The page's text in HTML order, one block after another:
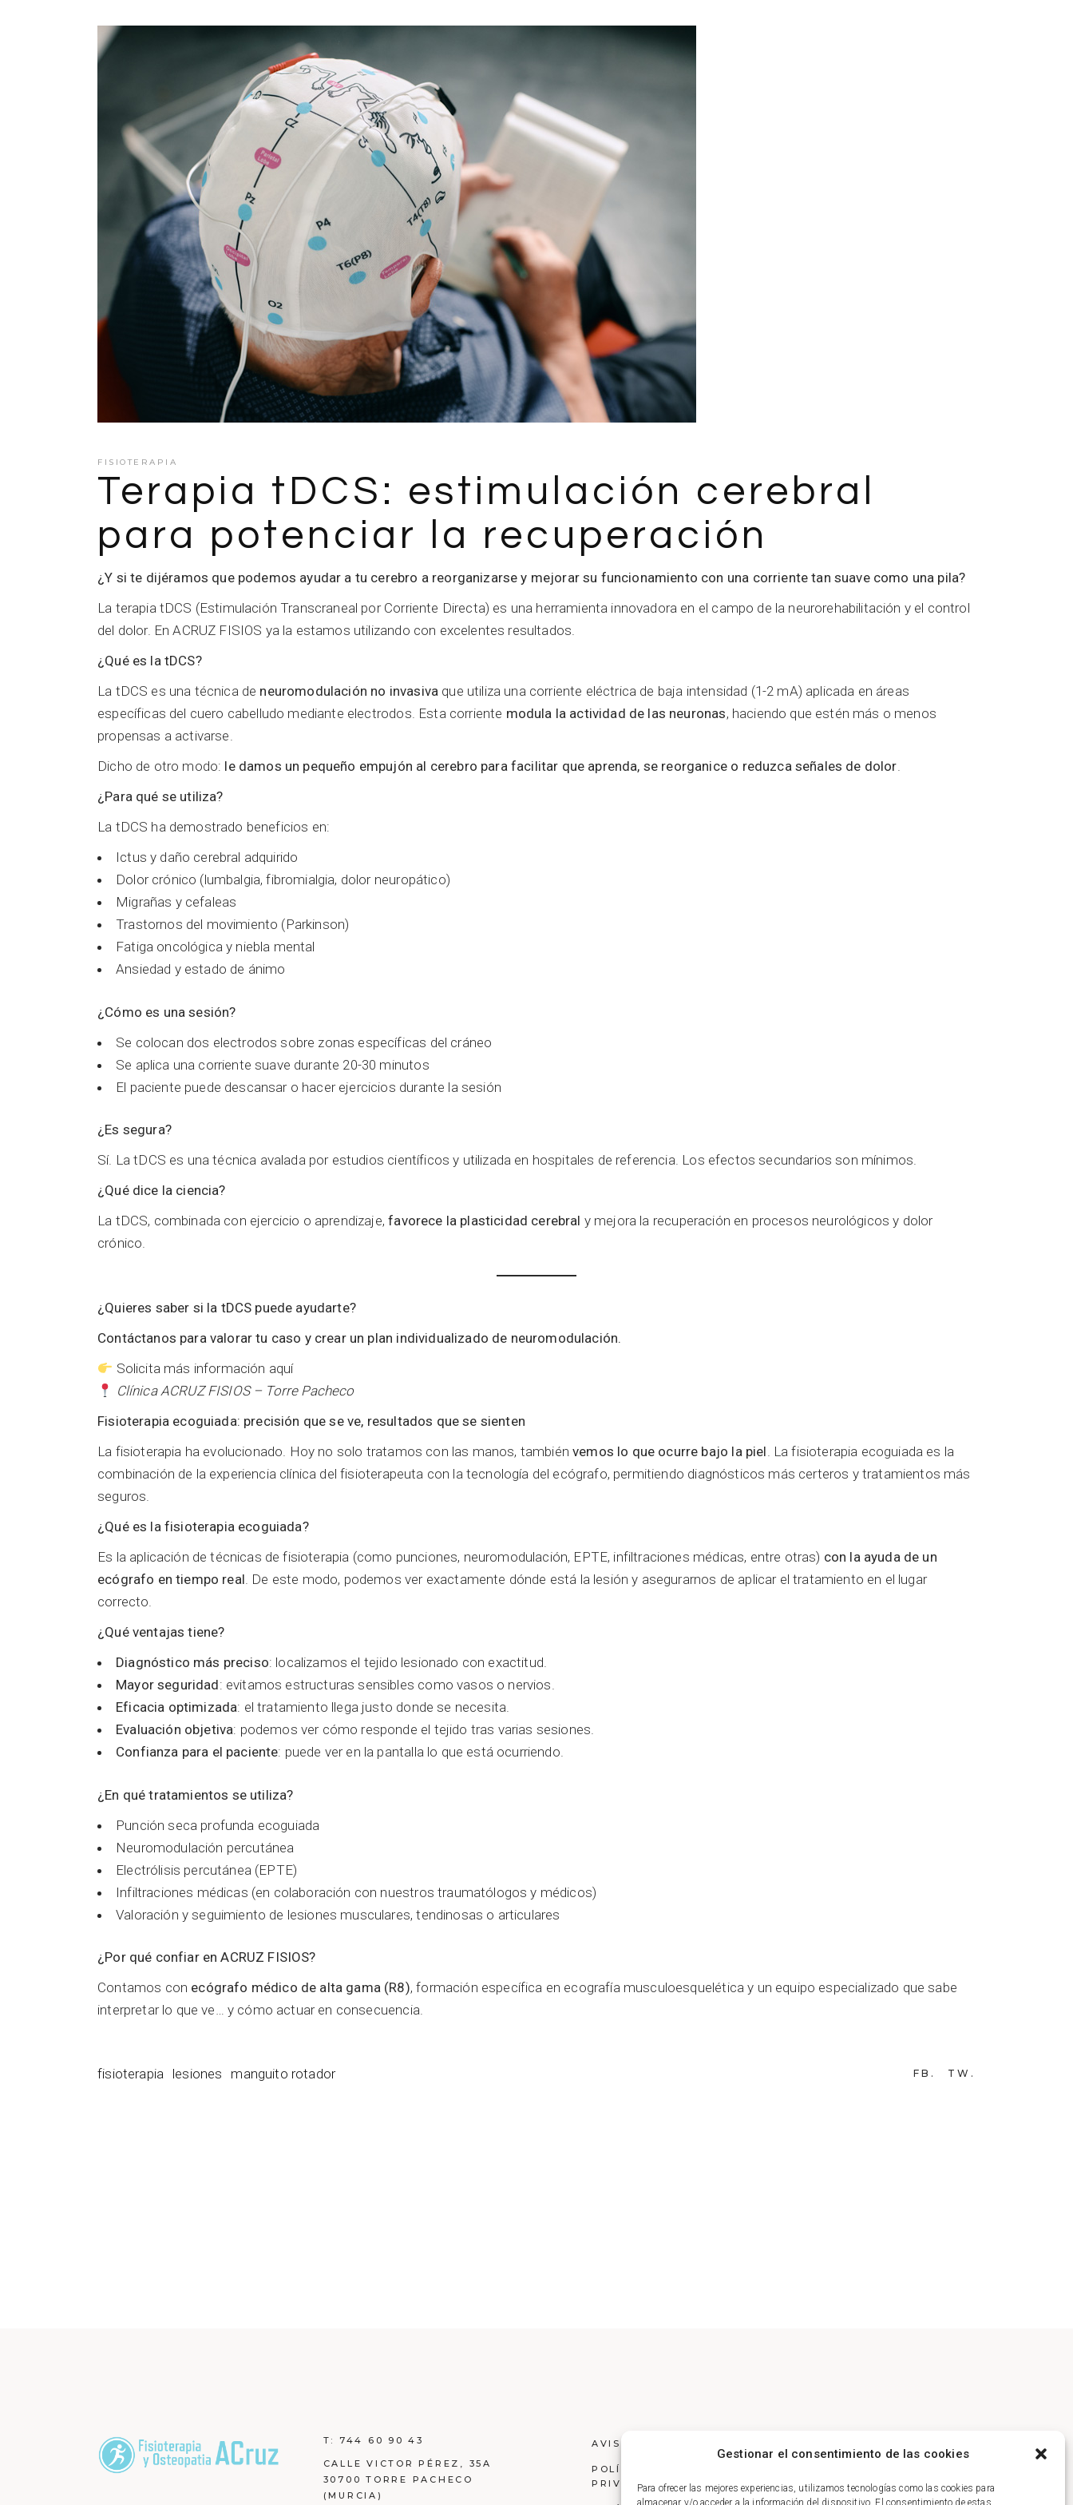
Gestionar el consentimiento de las cookies
Para ofrecer las mejores experiencias, utilizamos tecnologías como las cookies para
almacenar y/o acceder a la información del dispositivo. El consentimiento de estas
FISIOTERAPIA
Terapia tDCS: estimulación cerebral
para potenciar la recuperación
¿Y si te dijéramos que podemos ayudar a tu cerebro a reorganizarse y mejorar su funcionamiento con una corriente tan suave como una pila?
La terapia tDCS (Estimulación Transcraneal por Corriente Directa) es una herramienta innovadora en el campo de la neurorehabilitación y el control
del dolor. En ACRUZ FISIOS ya la estamos utilizando con excelentes resultados.
¿Qué es la tDCS?
La tDCS es una técnica de neuromodulación no invasiva que utiliza una corriente eléctrica de baja intensidad (1-2 mA) aplicada en áreas
específicas del cuero cabelludo mediante electrodos. Esta corriente modula la actividad de las neuronas, haciendo que estén más o menos
propensas a activarse.
Dicho de otro modo: le damos un pequeño empujón al cerebro para facilitar que aprenda, se reorganice o reduzca señales de dolor.
¿Para qué se utiliza?
La tDCS ha demostrado beneficios en:
Ictus y daño cerebral adquirido
Dolor crónico (lumbalgia, fibromialgia, dolor neuropático)
Migrañas y cefaleas
Trastornos del movimiento (Parkinson)
Fatiga oncológica y niebla mental
Ansiedad y estado de ánimo
¿Cómo es una sesión?
Se colocan dos electrodos sobre zonas específicas del cráneo
Se aplica una corriente suave durante 20-30 minutos
El paciente puede descansar o hacer ejercicios durante la sesión
¿Es segura?
Sí. La tDCS es una técnica avalada por estudios científicos y utilizada en hospitales de referencia. Los efectos secundarios son mínimos.
¿Qué dice la ciencia?
La tDCS, combinada con ejercicio o aprendizaje,favorece la plasticidad cerebral y mejora la recuperación en procesos neurológicos y dolor
crónico.
¿Quieres saber si la tDCS puede ayudarte?
Contáctanos para valorar tu caso y crear un plan individualizado de neuromodulación.
Solicita más información aquí
Clínica ACRUZ FISIOS – Torre Pacheco
Fisioterapia ecoguiada: precisión que se ve, resultados que se sienten
La fisioterapia ha evolucionado. Hoy no solo tratamos con las manos, tambiénvemos lo que ocurre bajo la piel. La fisioterapia ecoguiada es la
combinación de la experiencia clínica del fisioterapeuta con la tecnología del ecógrafo, permitiendo diagnósticos más certeros y tratamientos más
seguros.
¿Qué es la fisioterapia ecoguiada?
Es la aplicación de técnicas de fisioterapia (como punciones, neuromodulación, EPTE, infiltraciones médicas, entre otras) con la ayuda de un
ecógrafo en tiempo real. De este modo, podemos ver exactamente dónde está la lesión y asegurarnos de aplicar el tratamiento en el lugar
correcto.
¿Qué ventajas tiene?
Diagnóstico más preciso: localizamos el tejido lesionado con exactitud.
Mayor seguridad: evitamos estructuras sensibles como vasos o nervios.
Eficacia optimizada: el tratamiento llega justo donde se necesita.
Evaluación objetiva: podemos ver cómo responde el tejido tras varias sesiones.
Confianza para el paciente: puede ver en la pantalla lo que está ocurriendo.
¿En qué tratamientos se utiliza?
Punción seca profunda ecoguiada
Neuromodulación percutánea
Electrólisis percutánea (EPTE)
Infiltraciones médicas (en colaboración con nuestros traumatólogos y médicos)
Valoración y seguimiento de lesiones musculares, tendinosas o articulares
¿Por qué confiar en ACRUZ FISIOS?
Contamos con ecógrafo médico de alta gama (R8), formación específica en ecografía musculoesquelética y un equipo especializado que sabe
interpretar lo que ve… y cómo actuar en consecuencia.
fisioterapia lesiones manguito rotador FB TW
T: 744 60 90 43
CALLE VICTOR PÉREZ, 35A
30700 TORRE PACHECO
(MURCIA)
AVISO LEGAL
POLÍTICA DE
PRIVACIDAD